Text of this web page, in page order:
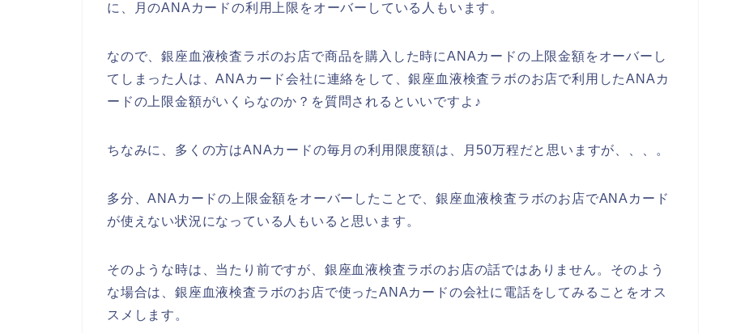
に、月のANAカードの利用上限をオーバーしている人もいます。
なので、銀座血液検査ラボのお店で商品を購入した時にANAカードの上限金額をオーバーし
てしまった人は、ANAカード会社に連絡をして、銀座血液検査ラボのお店で利用したANAカ
ードの上限金額がいくらなのか？を質問されるといいですよ♪
ちなみに、多くの方はANAカードの毎月の利用限度額は、月50万程だと思いますが、、、。
多分、ANAカードの上限金額をオーバーしたことで、銀座血液検査ラボのお店でANAカード
が使えない状況になっている人もいると思います。
そのような時は、当たり前ですが、銀座血液検査ラボのお店の話ではありません。そのよう
な場合は、銀座血液検査ラボのお店で使ったANAカードの会社に電話をしてみることをオス
スメします。